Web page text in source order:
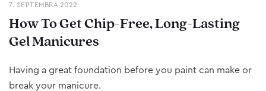
7. SEPTEMBRA 2022
How To Get Chip-Free, Long-Lasting
Gel Manicures
Having a great foundation before you paint can make or
break your manicure.